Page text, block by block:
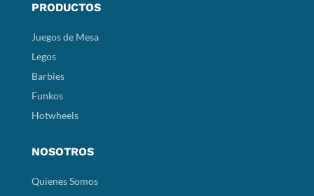
PRODUCTOS
Juegos de Mesa
Legos
Barbies
Funkos
Hotwheels
NOSOTROS
Quienes Somos